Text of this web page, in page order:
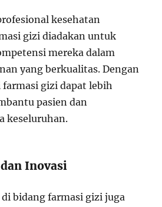
kesehatan
gizi diadakan untuk
mereka dalam
yang berkualitas. Dengan
gizi dapat lebih
pasien dan
keseluruhan.
Inovasi
bidang farmasi gizi juga